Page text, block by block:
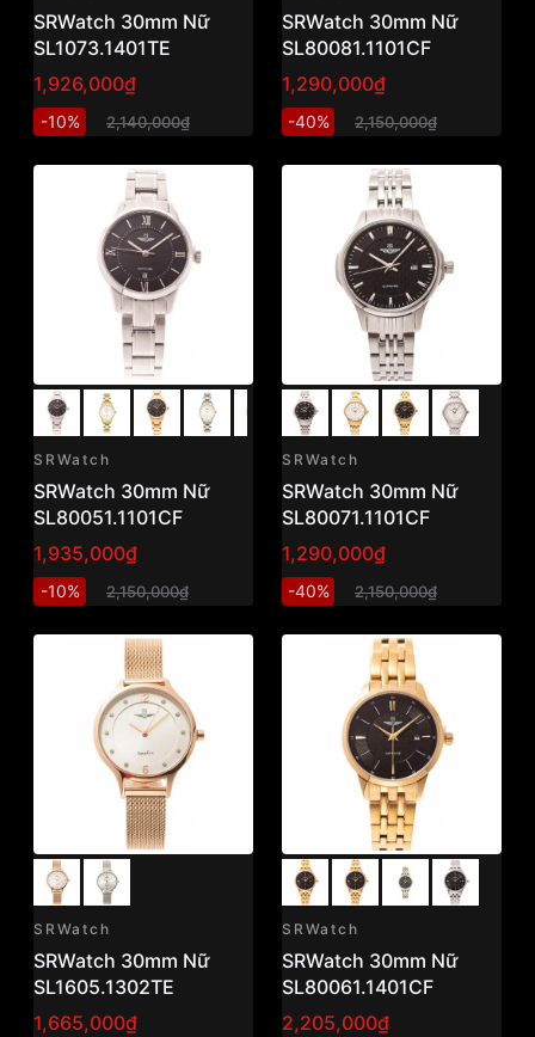
SRWatch 30mm Nữ
SL1073.1401TE
1,926,000₫
-10% 2,140,000₫
SRWatch 30mm Nữ
SL80081.1101CF
1,290,000₫
-40% 2,150,000₫
SRWatch
SRWatch 30mm Nữ
SL80051.1101CF
1,935,000₫
-10% 2,150,000₫
SRWatch
SRWatch 30mm Nữ
SL80071.1101CF
1,290,000₫
-40% 2,150,000₫
SRWatch
SRWatch 30mm Nữ
SL1605.1302TE
1,665,000₫
SRWatch
SRWatch 30mm Nữ
SL80061.1401CF
2,205,000₫